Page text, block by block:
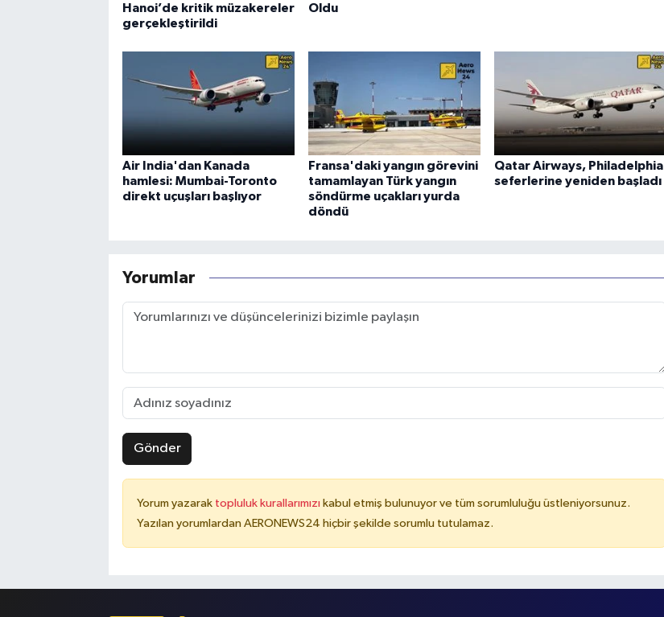
Hanoi’de kritik müzakereler
gerçekleştirildi
Oldu
Air India'dan Kanada
hamlesi: Mumbai-Toronto
direkt uçuşları başlıyor
Fransa'daki yangın görevini
tamamlayan Türk yangın
söndürme uçakları yurda
döndü
Qatar Airways, Philadelphia
seferlerine yeniden başladı
Yorumlar
Gönder
Yorum yazarak topluluk kurallarımızı kabul etmiş bulunuyor ve tüm sorumluluğu üstleniyorsunuz.
Yazılan yorumlardan AERONEWS24 hiçbir şekilde sorumlu tutulamaz.